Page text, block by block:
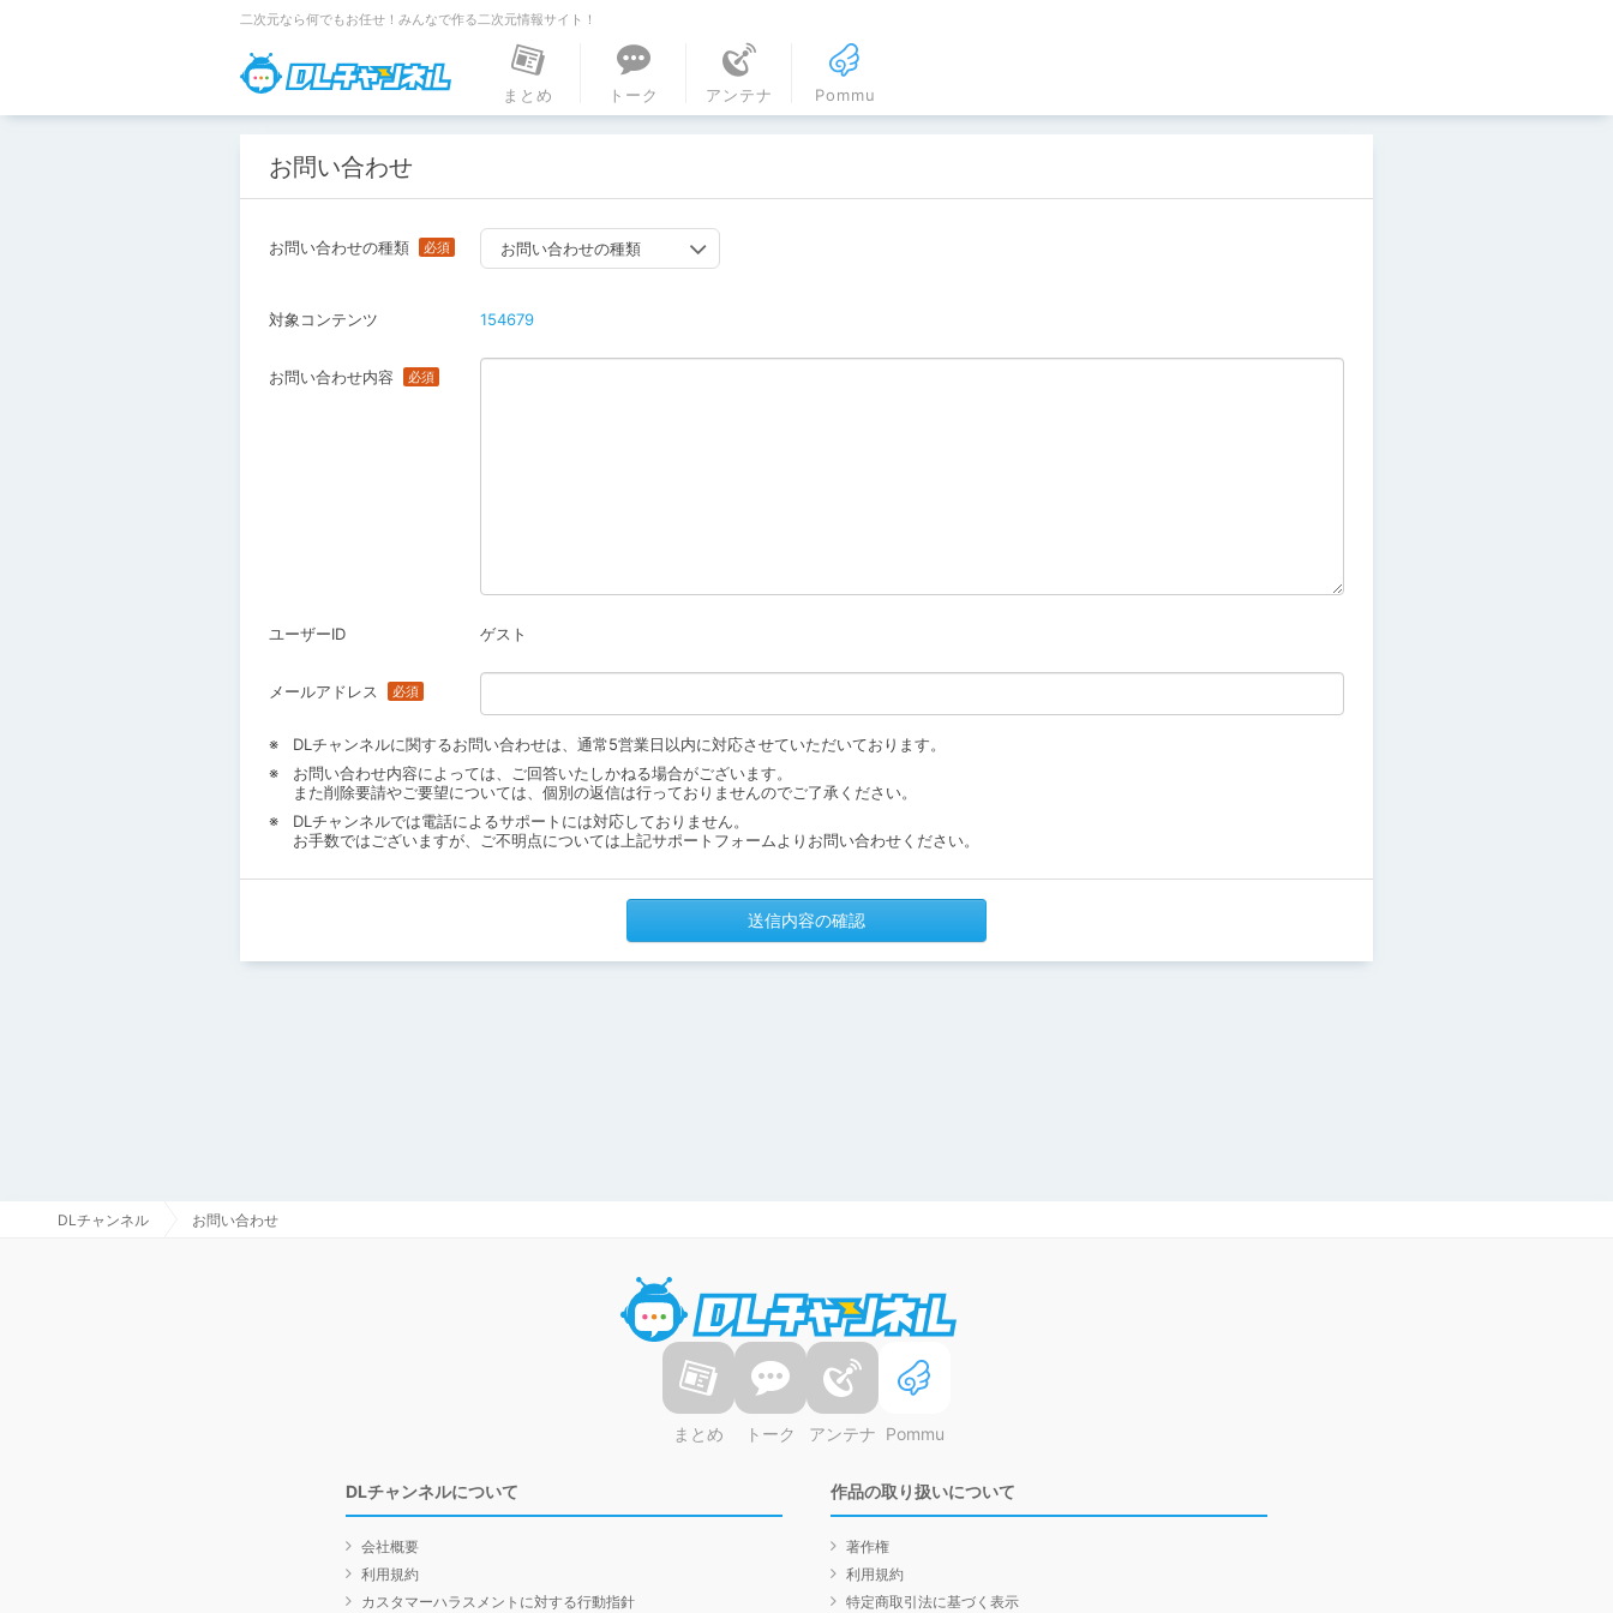
二次元なら何でもお任せ！みんなで作る二次元情報サイト！
DLチャンネル
まとめ
トーク アンテナ Pommu
お問い合わせ
お問い合わせの種類 お問い合わせの種類
対象コンテンツ 154679
お問い合わせ内容
ユーザーID ゲスト
メールアドレス
DLチャンネルに関するお問い合わせは、通常5営業日以内に対応させていただいております。
お問い合わせ内容によっては、ご回答いたしかねる場合がございます。
また削除要請やご要望については、個別の返信は行っておりませんのでご了承ください。
DLチャンネルでは電話によるサポートには対応しておりません。
お手数ではございますが、ご不明点については上記サポートフォームよりお問い合わせください。
送信内容の確認
DLチャンネル お問い合わせ
まとめ トーク アンテナ Pommu
DLチャンネルについて
会社概要
利用規約
カスタマーハラスメントに対する行動指針
作品の取り扱いについて
著作権
利用規約
特定商取引法に基づく表示